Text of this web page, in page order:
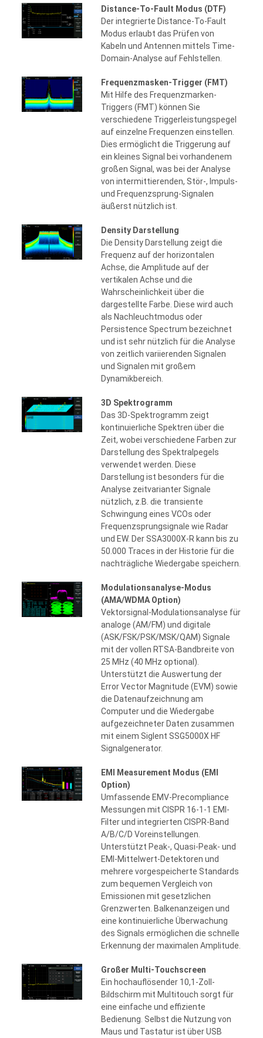
Distance-To-Fault Modus (DTF)
Der integrierte Distance-To-Fault
Modus erlaubt das Prüfen von
Kabeln und Antennen mittels Time-
Domain-Analyse auf Fehlstellen.
Frequenzmasken-Trigger (FMT)
Mit Hilfe des Frequenzmarken-
Triggers (FMT) können Sie
verschiedene Triggerleistungspegel
auf einzelne Frequenzen einstellen.
Dies ermöglicht die Triggerung auf
ein kleines Signal bei vorhandenem
großen Signal, was bei der Analyse
von intermittierenden, Stör-, Impuls-
und Frequenzsprung-Signalen
äußerst nützlich ist.
Density Darstellung
Die Density Darstellung zeigt die
Frequenz auf der horizontalen
Achse, die Amplitude auf der
vertikalen Achse und die
Wahrscheinlichkeit über die
dargestellte Farbe. Diese wird auch
als Nachleuchtmodus oder
Persistence Spectrum bezeichnet
und ist sehr nützlich für die Analyse
von zeitlich variierenden Signalen
und Signalen mit großem
Dynamikbereich.
3D Spektrogramm
Das 3D-Spektrogramm zeigt
kontinuierliche Spektren über die
Zeit, wobei verschiedene Farben zur
Darstellung des Spektralpegels
verwendet werden. Diese
Darstellung ist besonders für die
Analyse zeitvarianter Signale
nützlich, z.B. die transiente
Schwingung eines VCOs oder
Frequenzsprungsignale wie Radar
und EW. Der SSA3000X-R kann bis zu
50.000 Traces in der Historie für die
nachträgliche Wiedergabe speichern.
Modulationsanalyse-Modus
(AMA/WDMA Option)
Vektorsignal-Modulationsanalyse für
analoge (AM/FM) und digitale
(ASK/FSK/PSK/MSK/QAM) Signale
mit der vollen RTSA-Bandbreite von
25 MHz (40 MHz optional).
Unterstützt die Auswertung der
Error Vector Magnitude (EVM) sowie
die Datenaufzeichnung am
Computer und die Wiedergabe
aufgezeichneter Daten zusammen
mit einem Siglent SSG5000X HF
Signalgenerator.
EMI Measurement Modus (EMI
Option)
Umfassende EMV-Precompliance
Messungen mit CISPR 16-1-1 EMI-
Filter und integrierten CISPR-Band
A/B/C/D Voreinstellungen.
Unterstützt Peak-, Quasi-Peak- und
EMI-Mittelwert-Detektoren und
mehrere vorgespeicherte Standards
zum bequemen Vergleich von
Emissionen mit gesetzlichen
Grenzwerten. Balkenanzeigen und
eine kontinuierliche Überwachung
des Signals ermöglichen die schnelle
Erkennung der maximalen Amplitude.
Großer Multi-Touchscreen
Ein hochauflösender 10,1-Zoll-
Bildschirm mit Multitouch sorgt für
eine einfache und effiziente
Bedienung. Selbst die Nutzung von
Maus und Tastatur ist über USB